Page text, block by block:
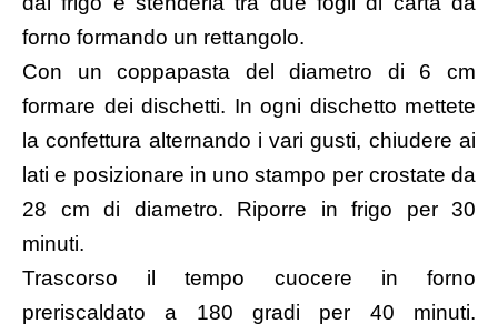
forno formando un rettangolo.
Con un coppapasta del diametro di 6 cm
formare dei dischetti. In ogni dischetto mettete
la confettura alternando i vari gusti, chiudere ai
lati e posizionare in uno stampo per crostate da
28 cm di diametro. Riporre in frigo per 30
minuti.
Trascorso il tempo cuocere in forno
preriscaldato a 180 gradi per 40 minuti.